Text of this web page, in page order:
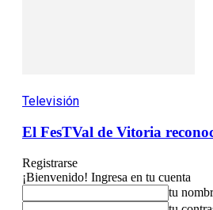
Televisión
El FesTVal de Vitoria
Registrarse
¡Bienvenido! Ingresa en tu cuenta
tu